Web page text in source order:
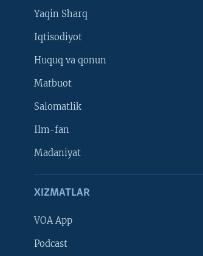
Yaqin Sharq
Iqtisodiyot
Huquq va qonun
Matbuot
Salomatlik
Ilm-fan
Madaniyat
XIZMATLAR
VOA App
Podcast